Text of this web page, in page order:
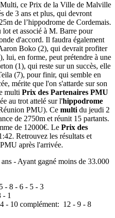
ce Prix de la Ville de Malville
de 3 ans et plus, qui devront
de l’hippodrome de Cordemais.
et associé à M. Barre pour
d'accord. Il faudra également
Boko (2), qui devrait profiter
lui, en forme, peut prétendre à une
(1), qui reste sur un succès, elle
(7), pour finir, qui semble en
mérite que l'on s'attarde sur son
multi Prix des Partenaires PMU
au trot attelé sur l'hippodrome
PMU). Ce multi du jeudi 2
de 2750m et réunit 15 partants.
de 12000€. Le Prix des
Retrouvez les résultats et
après l'arrivée.
- Ayant gagné moins de 33.000
- 8 - 6 - 5 - 3
- 1
- 10 complément: 12 - 9 - 8